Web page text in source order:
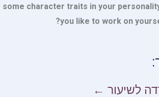
character traits in your
you like to work on
לשיעור ←